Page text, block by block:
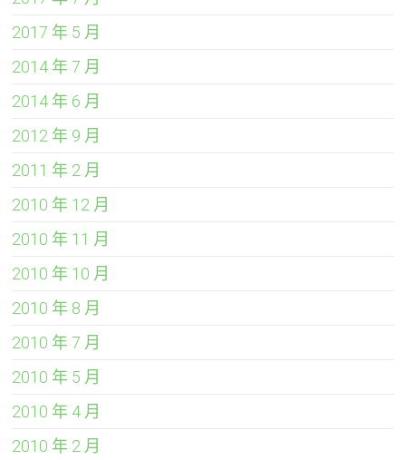
2017 年 5 月
2014 年 7 月
2014 年 6 月
2012 年 9 月
2011 年 2 月
2010 年 12 月
2010 年 11 月
2010 年 10 月
2010 年 8 月
2010 年 7 月
2010 年 5 月
2010 年 4 月
2010 年 2 月